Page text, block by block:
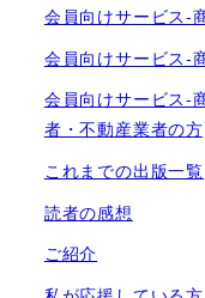
会員向けサービス-
会員向けサービス-
会員向けサービス-
者・不動産業者の
これまでの出版一覧
読者の感想
ご紹介